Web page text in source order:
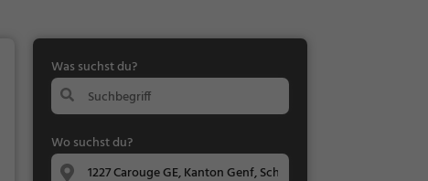
Was suchst du?
Wo suchst du?